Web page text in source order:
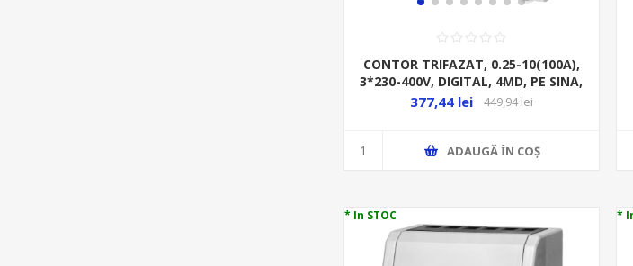
CONTOR TRIFAZAT, 0.25-10(100A),
3*230-400V, DIGITAL, 4MD, PE SINA,
MID, PORT RS-485
377,44 lei 449,94 lei
ADAUGĂ ȊN COŞ
* In STOC *